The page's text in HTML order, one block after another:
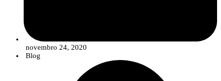
novembro 24, 2020
Blog